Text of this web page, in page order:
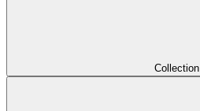
Collection